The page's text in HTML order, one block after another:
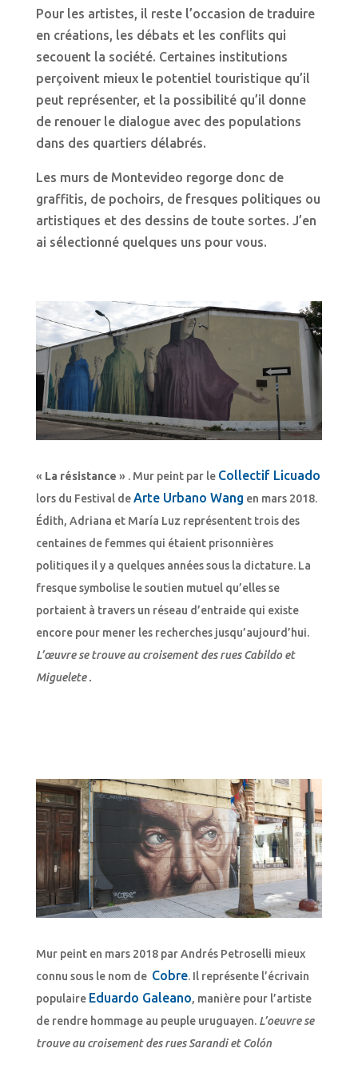
Pour les artistes, il reste l’occasion de traduire
en créations, les débats et les conflits qui
secouent la société. Certaines institutions
perçoivent mieux le potentiel touristique qu’il
peut représenter, et la possibilité qu’il donne
de renouer le dialogue avec des populations
dans des quartiers délabrés.
Les murs de Montevideo regorge donc de
graffitis, de pochoirs, de fresques politiques ou
artistiques et des dessins de toute sortes. J’en
ai sélectionné quelques uns pour vous.
« La résistance » . Mur peint par le Collectif Licuado
lors du Festival deArte Urbano Wang en mars 2018.
Édith, Adriana et María Luz représentent trois des
centaines de femmes qui étaient prisonnières
politiques il y a quelques années sous la dictature. La
fresque symbolise le soutien mutuel qu’elles se
portaient à travers un réseau d’entraide qui existe
encore pour mener les recherches jusqu’aujourd’hui.
L’œuvre se trouve au croisement des rues Cabildo et
Miguelete .
Mur peint en mars 2018 par Andrés Petroselli mieux
connu sous le nom de Cobre. Il représente l’écrivain
populaire Eduardo Galeano, manière pour l’artiste
de rendre hommage au peuple uruguayen. L’oeuvre se
trouve au croisement des rues Sarandi et Colón